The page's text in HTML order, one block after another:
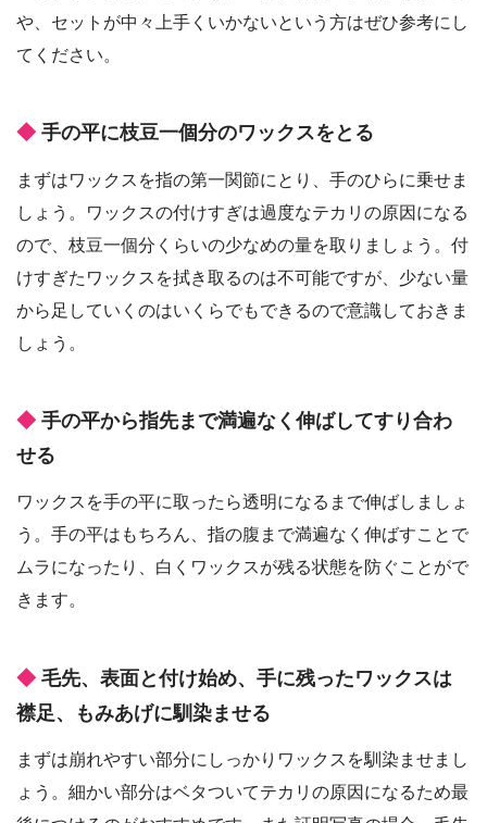
や、セットが中々上手くいかないという方はぜひ参考にし
てください。
手の平に枝豆一個分のワックスをとる
まずはワックスを指の第一関節にとり、手のひらに乗せま
しょう。ワックスの付けすぎは過度なテカリの原因になる
ので、枝豆一個分くらいの少なめの量を取りましょう。付
けすぎたワックスを拭き取るのは不可能ですが、少ない量
から足していくのはいくらでもできるので意識しておきま
しょう。
手の平から指先まで満遍なく伸ばしてすり合わ
せる
ワックスを手の平に取ったら透明になるまで伸ばしましょ
う。手の平はもちろん、指の腹まで満遍なく伸ばすことで
ムラになったり、白くワックスが残る状態を防ぐことがで
きます。
毛先、表面と付け始め、手に残ったワックスは
襟足、もみあげに馴染ませる
まずは崩れやすい部分にしっかりワックスを馴染ませまし
ょう。細かい部分はベタついてテカリの原因になるため最